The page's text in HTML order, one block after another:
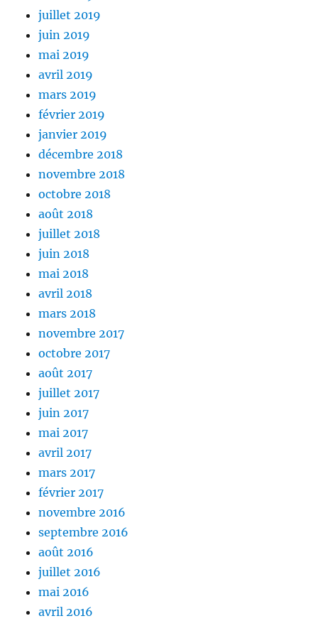
juillet 2019
juin 2019
mai 2019
avril 2019
mars 2019
février 2019
janvier 2019
décembre 2018
novembre 2018
octobre 2018
août 2018
juillet 2018
juin 2018
mai 2018
avril 2018
mars 2018
novembre 2017
octobre 2017
août 2017
juillet 2017
juin 2017
mai 2017
avril 2017
mars 2017
février 2017
novembre 2016
septembre 2016
août 2016
juillet 2016
mai 2016
avril 2016